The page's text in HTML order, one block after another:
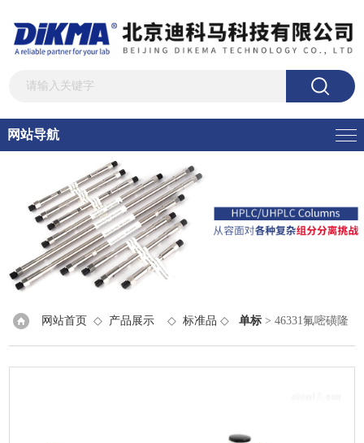
网站导航
网站首页 ◇ 产品展示 ◇标准品 ◇单标 > 46331氟嘧磺隆
[86209-51-0] Primisulfuron-methyl 100mg